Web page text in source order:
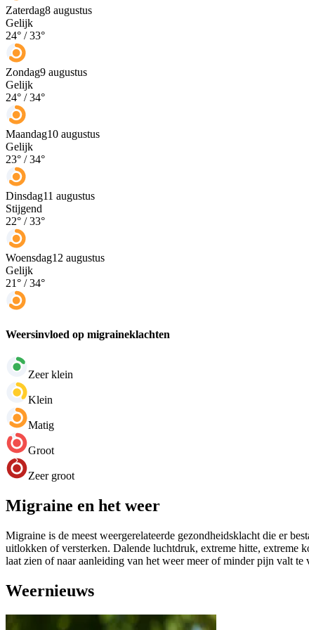
Zaterdag8 augustus
Gelijk
24° /33°
Zondag9 augustus
Gelijk
24° /34°
Maandag10 augustus
Gelijk
23° /34°
Dinsdag11 augustus
Stijgend
22° /33°
Woensdag12 augustus
Gelijk
21° /34°
Weersinvloed op migraineklachten
Zeer klein
Klein
Matig
Groot
Zeer groot
Migraine en het weer
Migraine is de meest weergerelateerde gezondheidsklacht die er
uitlokken of versterken. Dalende luchtdruk, extreme hitte, extreme
laat zien of naar aanleiding van het weer meer of minder pijn valt te
Weernieuws